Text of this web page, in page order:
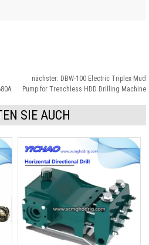
nächster: DBW-100 Electric Triplex Mud
Pump for Trenchless HDD Drilling Machine
SIE AUCH